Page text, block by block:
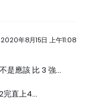
2020年8月15日 上午11:08
是應該 比 3 強...
完直上4...